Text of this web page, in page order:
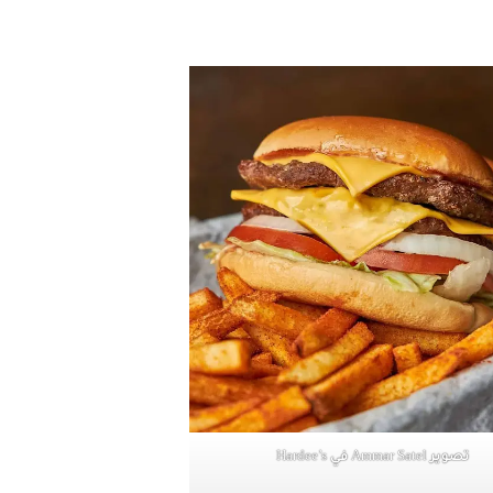
تصوير Ammar Satel في Hardee’s